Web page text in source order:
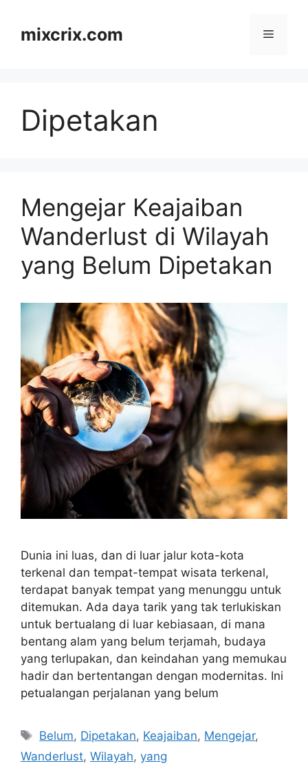
contentmixcrix.com Menu
Dipetakan
Mengejar Keajaiban
Wanderlust di Wilayah
yang Belum Dipetakan
Dunia ini luas, dan di luar jalur kota-kota
terkenal dan tempat-tempat wisata terkenal,
terdapat banyak tempat yang menunggu untuk
ditemukan. Ada daya tarik yang tak terlukiskan
untuk bertualang di luar kebiasaan, di mana
bentang alam yang belum terjamah, budaya
yang terlupakan, dan keindahan yang memukau
hadir dan bertentangan dengan modernitas. Ini
petualangan perjalanan yang belum
Tags
Belum, Dipetakan, Keajaiban, Mengejar,
Wanderlust, Wilayah, yang